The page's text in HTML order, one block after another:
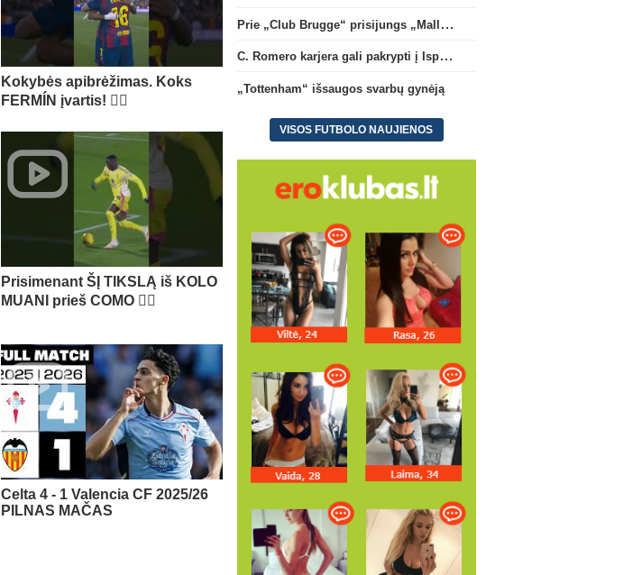
Kokybės apibrėžimas. Koks
FERMÍN įvartis! 😮‍💨
Prisimenant ŠĮ TIKSLĄ iš KOLO
MUANI prieš COMO 😮‍💨​
Celta 4 - 1 Valencia CF 2025/26
PILNAS MAČAS
Prie „Club Brugge“ prisijungs „Mallorca“ klube atsiskleidęs J. Virgili
C. Romero karjera gali pakrypti į Ispaniją
„Tottenham“ išsaugos svarbų gynėją
VISOS FUTBOLO NAUJIENOS